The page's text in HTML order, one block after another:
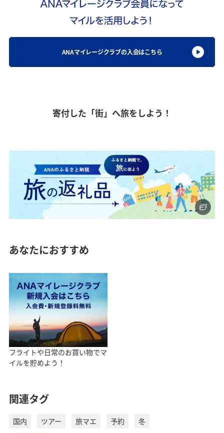
ANAマイレージクラブの入会はこちら
寄付した「街」へ旅をしよう！
あなたにおすすめ
フライトや日常のお買い物でマ
イルを貯めよう！
関連タグ
国内 ツアー 旅マエ 予約
冬